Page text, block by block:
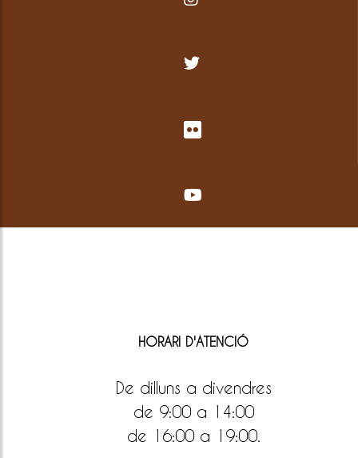
HORARI D'ATENCIÓ
De dilluns a divendres
de 9:00 a 14:00
de 16:00 a 19:00.